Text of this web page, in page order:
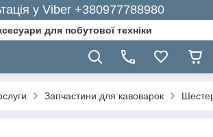
у Viber +380977788980
для побутової техніки
Запчастини для кавоварок